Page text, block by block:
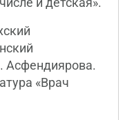
Асфендиярова.
«Врач